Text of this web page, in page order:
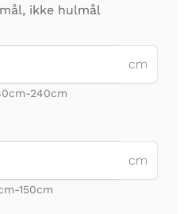
ikke hulmål
cm
240cm
cm
150cm